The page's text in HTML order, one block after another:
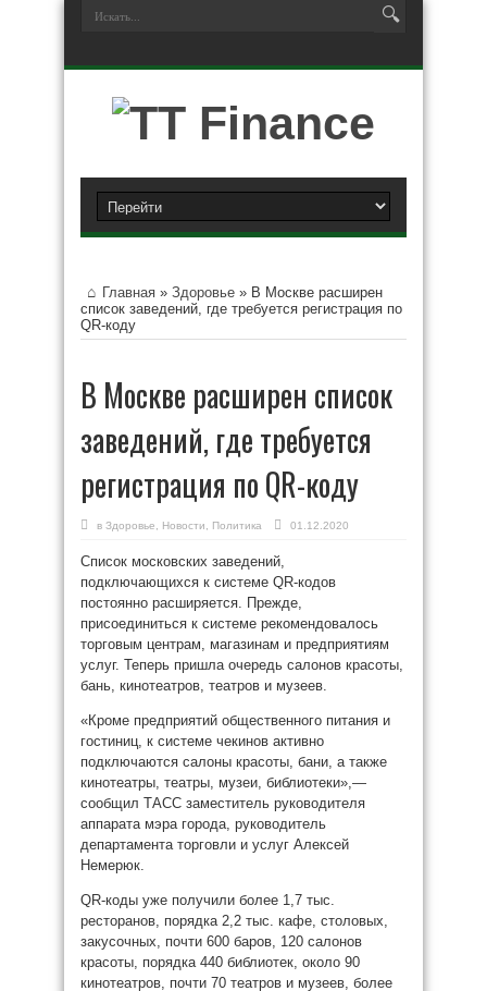
Главная » Здоровье » В Москве расширен
список заведений, где требуется регистрация по
QR-коду
В Москве расширен список
заведений, где требуется
регистрация по QR-коду
в Здоровье Новости Политика 01.12.2020
Список московских заведений,
подключающихся к системе QR-кодов
постоянно расширяется. Прежде,
присоединиться к системе рекомендовалось
торговым центрам, магазинам и предприятиям
услуг. Теперь пришла очередь салонов красоты,
бань, кинотеатров, театров и музеев.
«Кроме предприятий общественного питания и
гостиниц, к системе чекинов активно
подключаются салоны красоты, бани, а также
кинотеатры, театры, музеи, библиотеки»,—
сообщил ТАСС заместитель руководителя
аппарата мэра города, руководитель
департамента торговли и услуг Алексей
Немерюк.
QR-коды уже получили более 1,7 тыс.
ресторанов, порядка 2,2 тыс. кафе, столовых,
закусочных, почти 600 баров, 120 салонов
красоты, порядка 440 библиотек, около 90
кинотеатров, почти 70 театров и музеев, более